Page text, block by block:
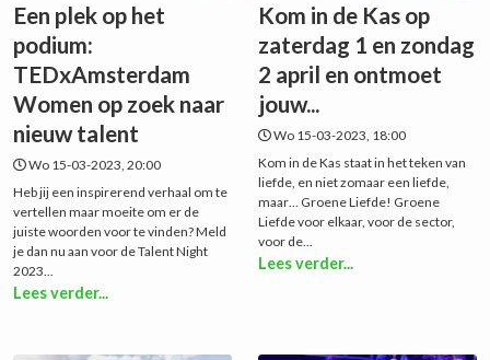
Een plek op het
podium:
TEDxAmsterdam
Women op zoek naar
nieuw talent
Wo 15-03-2023, 20:00
Heb jij een inspirerend verhaal om te
vertellen maar moeite om er de
juiste woorden voor te vinden? Meld
je dan nu aan voor de Talent Night
2023...
Lees verder...
Kom in de Kas op
zaterdag 1 en zondag
2 april en ontmoet
jouw...
Wo 15-03-2023, 18:00
Kom in de Kas staat in het teken van
liefde, en niet zomaar een liefde,
maar… Groene Liefde! Groene
Liefde voor elkaar, voor de sector,
voor de...
Lees verder...